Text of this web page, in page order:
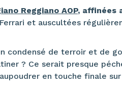
Reggiano AOP, affinées
et auscultées
condensé de terroir et de
? Ce serait presque
en touche finale